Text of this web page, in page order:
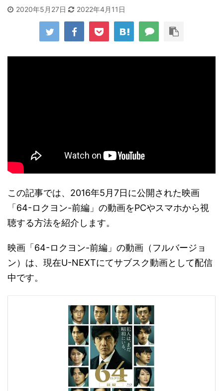
2020年5月27日 2022年4月11日
この記事では、2016年5月7日に公開された映画
「64-ロクヨン-前編」の動画をPCやスマホから視
聴する方法を紹介します。
映画「64-ロクヨン-前編」の動画（フルバージョ
ン）は、現在U-NEXTにてサブスク動画として配信
中です。